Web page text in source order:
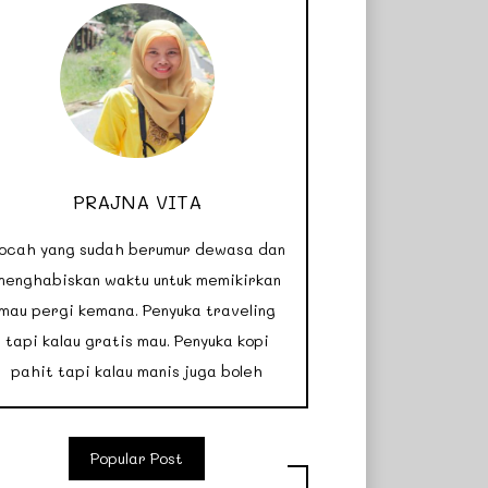
PRAJNA VITA
yang sudah berumur dewasa dan
waktu untuk memikirkan
pergi kemana. Penyuka traveling
tapi kalau gratis mau. Penyuka kopi
pahit tapi kalau manis juga boleh
Popular Post